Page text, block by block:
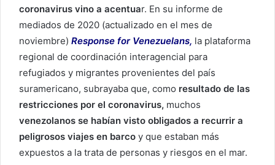
coronavirus vino a acentuar. En su informe de
mediados de 2020 (actualizado en el mes de
noviembre) Response for Venezuelans, la plataforma
regional de coordinación interagencial para
refugiados y migrantes provenientes del país
suramericano, subrayaba que, como resultado de las
restricciones por el coronavirus, muchos
venezolanos se habían visto obligados a recurrir a
peligrosos viajes en barco y que estaban más
expuestos a la trata de personas y riesgos en el mar.